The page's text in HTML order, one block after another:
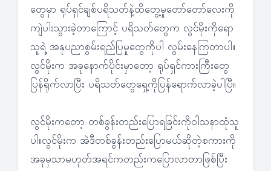
တွေမှာ ရုပ်ရှင်ချစ်ပရိသတ်နဲ့ထိတွေ့မှုတော်တော်လေးကို
ကျဲပါးသွားခဲ့တာကြောင့် ပရိသတ်တွေက လွင်မိုးကိုရော
သူရဲ့ အနုပညာစွမ်းရည်ပြမှုတွေကိုပါ လွမ်းနေကြတာပါ။
လွင်မိုးက အခုနောက်ပိုင်းမှာတော့ ရုပ်ရှင်ကားကြီးတွေ
ပြန်ရိုက်လာပြီး ပရိသတ်တွေရှေ့ကိုပြန်ရောက်လာခဲ့ပါပြီ။
လွင်မိုးကတော့ တစ်ခွန်းတည်းပြောရခြင်းကိုဝါသနာထုံသူ
ပါ။လွင်မိုးက အဲဒီတစ်ခွန်းတည်းပြောမယ်ဆိုတဲ့စကားကို
အခုမှသာမဟုတ်အရင်ကတည်းကပြောလာတာဖြစ်ပြီး